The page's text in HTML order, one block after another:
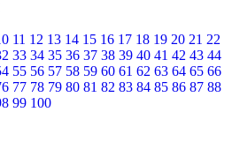
11 12 13 14 15 16 17 18 19 20 21 22
33 34 35 36 37 38 39 40 41 42 43 44
55 56 57 58 59 60 61 62 63 64 65 66
77 78 79 80 81 82 83 84 85 86 87 88
99 100